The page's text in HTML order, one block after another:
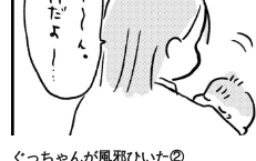
ぐっちゃんが風邪ひいた②